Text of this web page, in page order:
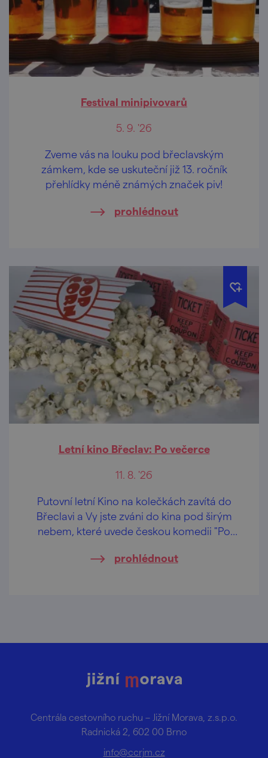
Festival minipivovarů
5. 9. '26
Zveme vás na louku pod břeclavským
zámkem, kde se uskuteční již 13. ročník
přehlídky méně známých značek piv!
prohlédnout
Letní kino Břeclav: Po večerce
11. 8. '26
Putovní letní Kino na kolečkách zavítá do
Břeclavi a Vy jste zváni do kina pod širým
nebem, které uvede českou komedii "Po
prohlédnout
Centrála cestovního ruchu – Jižní Morava, z.s.p.o.
Radnická 2, 602 00 Brno
info@ccrjm.cz